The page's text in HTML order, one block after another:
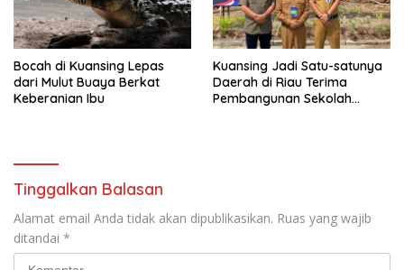
Bocah di Kuansing Lepas
dari Mulut Buaya Berkat
Keberanian Ibu
Kuansing Jadi Satu-satunya
Daerah di Riau Terima
Pembangunan Sekolah
Tinggalkan Balasan
Alamat email Anda tidak akan dipublikasikan. Ruas yang wajib
ditandai *